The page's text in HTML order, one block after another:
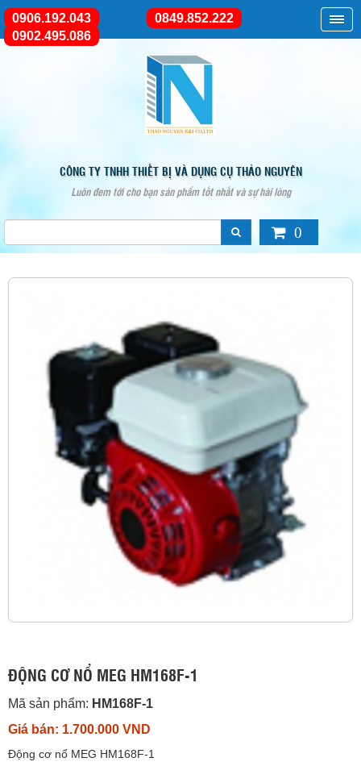
CÔNG TY TNHH THIẾT BỊ VÀ DỤNG CỤ THẢO NGUYÊN
Luôn đem tới cho bạn sản phẩm tốt nhất và sự hài lòng
0906.192.043
0849.852.222
0902.495.086
0
ĐỘNG CƠ NỔ MEG HM168F-1
Mã sản phẩm: HM168F-1
Giá bán: 1.700.000 VND
Động cơ nổ MEG HM168F-1